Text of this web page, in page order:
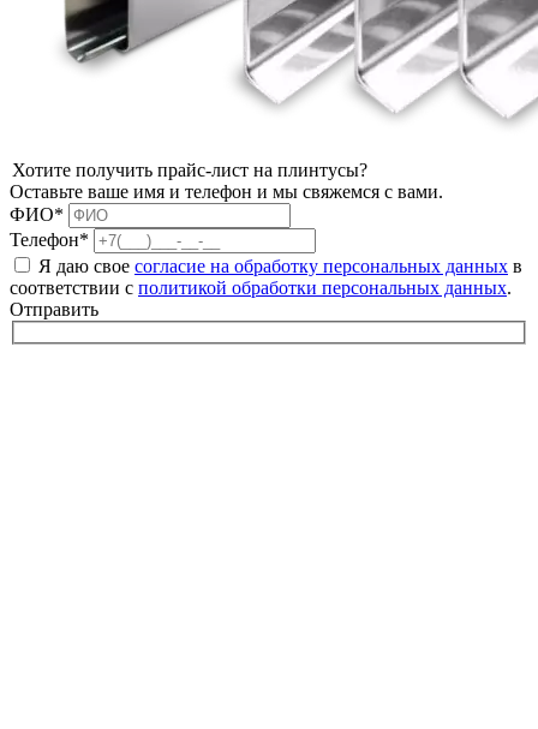
Хотите получить прайс-лист на плинтусы?
Оставьте ваше имя и телефон и мы свяжемся с вами.
ФИО*
Телефон*
Я даю свое согласие на обработку персональных данных в
соответствии с политикой обработки персональных данных.
Отправить